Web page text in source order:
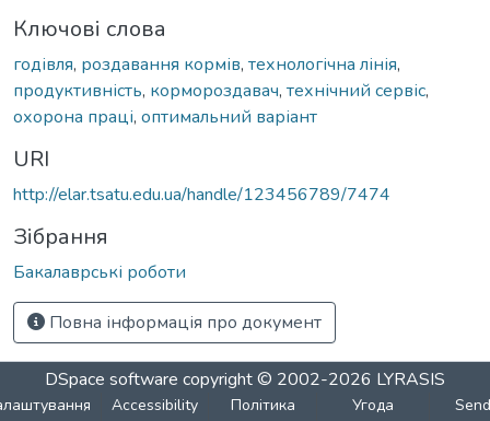
Ключові слова
годівля, роздавання кормів, технологічна лінія,
продуктивність, кормороздавач, технічний сервіс,
охорона праці, оптимальний варіант
URI
http://elar.tsatu.edu.ua/handle/123456789/7474
Зібрання
Бакалаврські роботи
Повна інформація про документ
DSpace software copyright © 2002-2026 LYRASIS
Accessibility
Політика
Угода
Send